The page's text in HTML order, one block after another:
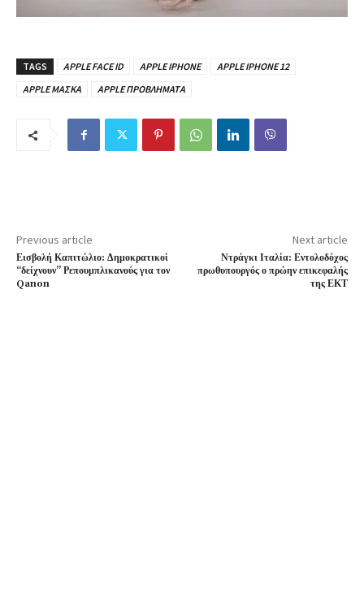
TAGS APPLE FACE ID APPLE IPHONE
APPLE IPHONE 12
APPLE ΜΑΣΚΑ
APPLE ΠΡΟΒΛΗΜΑΤΑ
Previous article
Εισβολή Καπιτώλιο: Δημοκρατικοί
“δείχνουν” Ρεπουμπλικανούς για τον
Qanon
Next article
Ντράγκι Ιταλία: Εντολοδόχος
πρωθυπουργός ο πρώην επικεφαλής
της ΕΚΤ